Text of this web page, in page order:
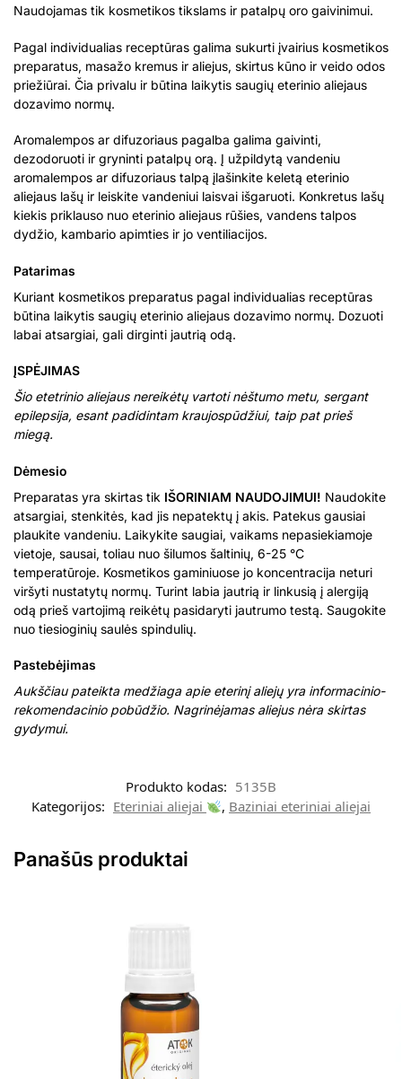
Naudojamas tik kosmetikos tikslams ir patalpų oro gaivinimui.
Pagal individualias receptūras galima sukurti įvairius kosmetikos
preparatus, masažo kremus ir aliejus, skirtus kūno ir veido odos
priežiūrai. Čia privalu ir būtina laikytis saugių eterinio aliejaus
dozavimo normų.
Aromalempos ar difuzoriaus pagalba galima gaivinti,
dezodoruoti ir gryninti patalpų orą. Į užpildytą vandeniu
aromalempos ar difuzoriaus talpą įlašinkite keletą eterinio
aliejaus lašų ir leiskite vandeniui laisvai išgaruoti. Konkretus lašų
kiekis priklauso nuo eterinio aliejaus rūšies, vandens talpos
dydžio, kambario apimties ir jo ventiliacijos.
Patarimas
Kuriant kosmetikos preparatus pagal individualias receptūras
būtina laikytis saugių eterinio aliejaus dozavimo normų. Dozuoti
labai atsargiai, gali dirginti jautrią odą.
ĮSPĖJIMAS
Šio etetrinio aliejaus nereikėtų vartoti nėštumo metu, sergant
epilepsija, esant padidintam kraujospūdžiui, taip pat prieš
miegą.
Dėmesio
Preparatas yra skirtas tik IŠORINIAM NAUDOJIMUI! Naudokite
atsargiai, stenkitės, kad jis nepatektų į akis. Patekus gausiai
plaukite vandeniu. Laikykite saugiai, vaikams nepasiekiamoje
vietoje, sausai, toliau nuo šilumos šaltinių, 6-25 °C
temperatūroje. Kosmetikos gaminiuose jo koncentracija neturi
viršyti nustatytų normų. Turint labia jautrią ir linkusią į alergiją
odą prieš vartojimą reikėtų pasidaryti jautrumo testą. Saugokite
nuo tiesioginių saulės spindulių.
Pastebėjimas
Aukščiau pateikta medžiaga apie eterinį aliejų yra informacinio-
rekomendacinio pobūdžio. Nagrinėjamas aliejus nėra skirtas
gydymui.
Produkto kodas: 5135B
Kategorijos: Eteriniai aliejai , Baziniai eteriniai aliejai
Panašūs produktai